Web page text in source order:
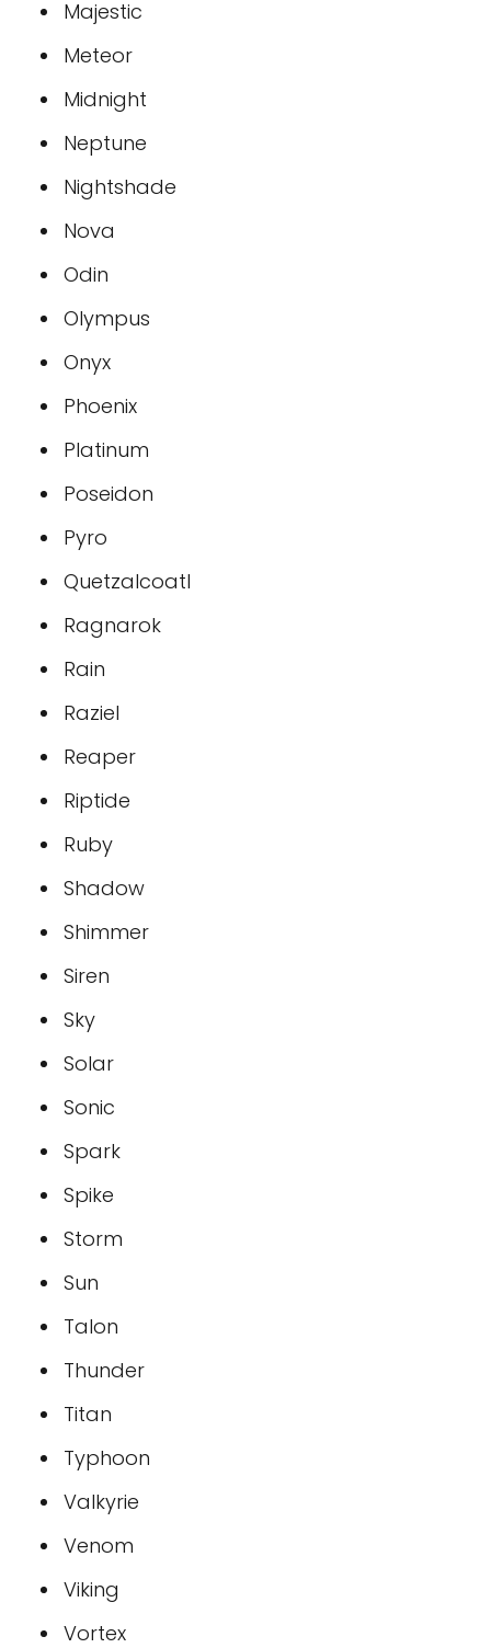
Majestic
Meteor
Midnight
Neptune
Nightshade
Nova
Odin
Olympus
Onyx
Phoenix
Platinum
Poseidon
Pyro
Quetzalcoatl
Ragnarok
Rain
Raziel
Reaper
Riptide
Ruby
Shadow
Shimmer
Siren
Sky
Solar
Sonic
Spark
Spike
Storm
Sun
Talon
Thunder
Titan
Typhoon
Valkyrie
Venom
Viking
Vortex